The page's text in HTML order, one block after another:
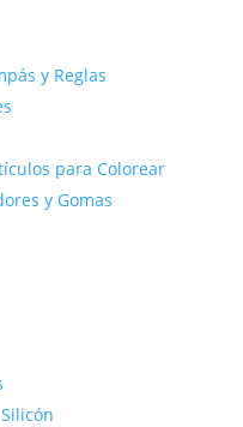
y Reglas
para Colorear
y Gomas